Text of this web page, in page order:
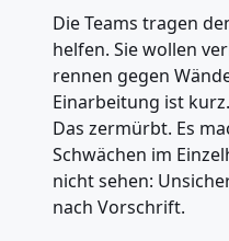
Die Teams tragen
helfen. Sie wollen
rennen gegen
Einarbeitung ist
Das zermürbt. Es
Schwächen im
nicht sehen:
nach Vorschrift.